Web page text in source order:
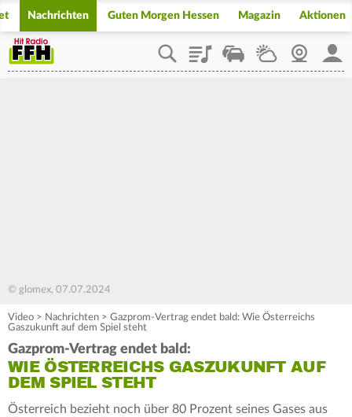
Nachrichten Guten Morgen Hessen Magazin Aktionen
PlaylistStaupilotWetterWebcam
© glomex, 07.07.2024
Video > Nachrichten > Gazprom-Vertrag endet bald: Wie Österreichs
Gaszukunft auf dem Spiel steht
Gazprom-Vertrag endet bald:
WIE ÖSTERREICHS GASZUKUNFT AUF
DEM SPIEL STEHT
Österreich bezieht noch über 80 Prozent seines Gases aus